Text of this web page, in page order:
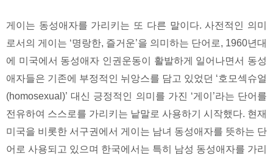
게이는 동성애자를 가리키는 또 다른 말이다. 사전적인 의미
로서의 게이는 ‘명랑한, 즐거운’을 의미하는 단어로, 1960년대
에 미국에서 동성애자 인권운동이 활발하게 일어나면서 동성
애자들은 기존에 부정적인 뉘앙스를 담고 있었던 ‘호모섹슈얼
(homosexual)’ 대신 긍정적인 의미를 가진 ‘게이’라는 단어를
전유하여 스스로를 가리키는 낱말로 사용하기 시작했다. 현재
미국을 비롯한 서구권에서 게이는 남녀 동성애자를 뜻하는 단
어로 사용되고 있으며 한국에서는 특히 남성 동성애자를 가리